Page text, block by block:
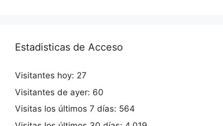
Estadisticas de Acceso
Visitantes hoy: 27
Visitantes de ayer: 60
Visitas los últimos 7 días: 564